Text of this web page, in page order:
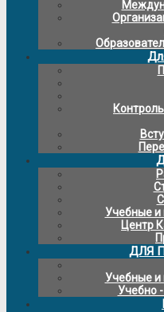
Учебные и
Центр
ДЛЯ
Учебные и
Учебно